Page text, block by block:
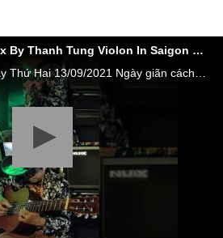
Tumbadora Band Relax By Thanh Tung Violon In Saigon Social Distance Boulevard (day 67th)